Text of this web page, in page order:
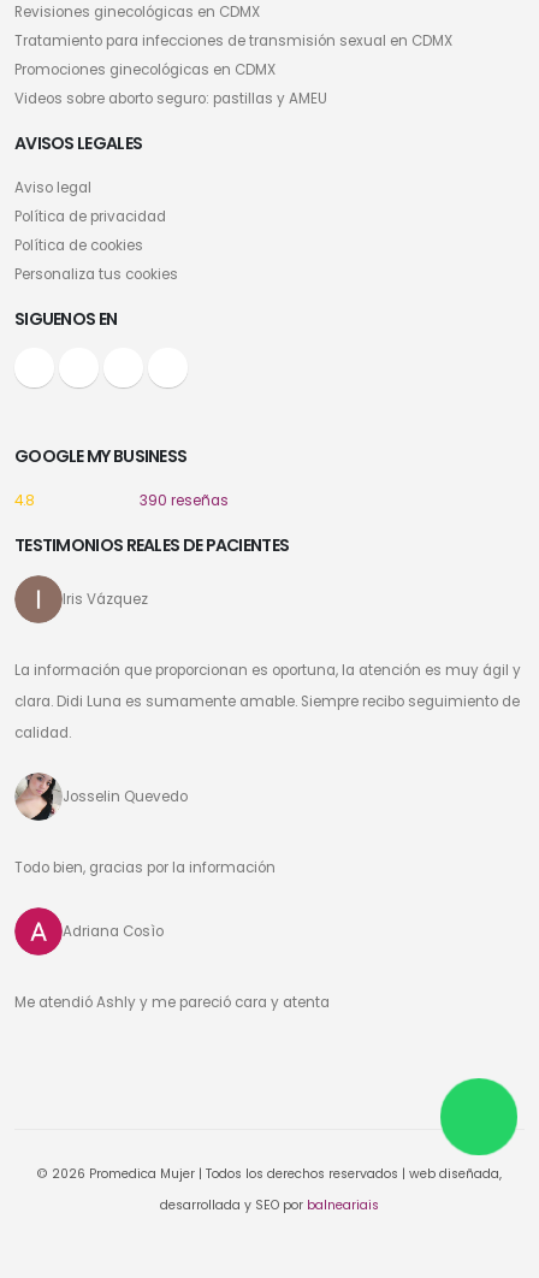
Revisiones ginecológicas en CDMX
Tratamiento para infecciones de transmisión sexual en CDMX
Promociones ginecológicas en CDMX
Videos sobre aborto seguro: pastillas y AMEU
AVISOS LEGALES
Aviso legal
Política de privacidad
Política de cookies
Personaliza tus cookies
SIGUENOS EN
GOOGLE MY BUSINESS
4.8 390 reseñas
TESTIMONIOS REALES DE PACIENTES
Iris Vázquez
La información que proporcionan es oportuna, la atención es muy ágil y
clara. Didi Luna es sumamente amable. Siempre recibo seguimiento de
calidad.
Josselin Quevedo
Todo bien, gracias por la información
Adriana Cosìo
Me atendió Ashly y me pareció cara y atenta
© 2026 Promedica Mujer | Todos los derechos reservados | web diseñada,
desarrollada y SEO por balneariais